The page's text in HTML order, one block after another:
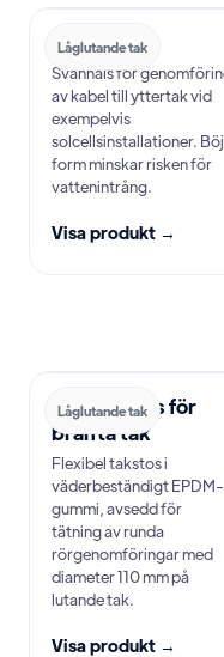
Låglutande tak
Svanhals
Svanhals för
av kabel till yttertak vid
exempelvis
solcellsinstallationer.
form minskar risken för
vattenintrång.
Visa produkt →
Låglutande tak
EPDM-Stos för
branta tak
Flexibel takstos i
väderbeständigt EPDM-
gummi, avsedd för
tätning av runda
rörgenomföringar med
diameter 110 mm på
lutande tak.
Visa produkt →